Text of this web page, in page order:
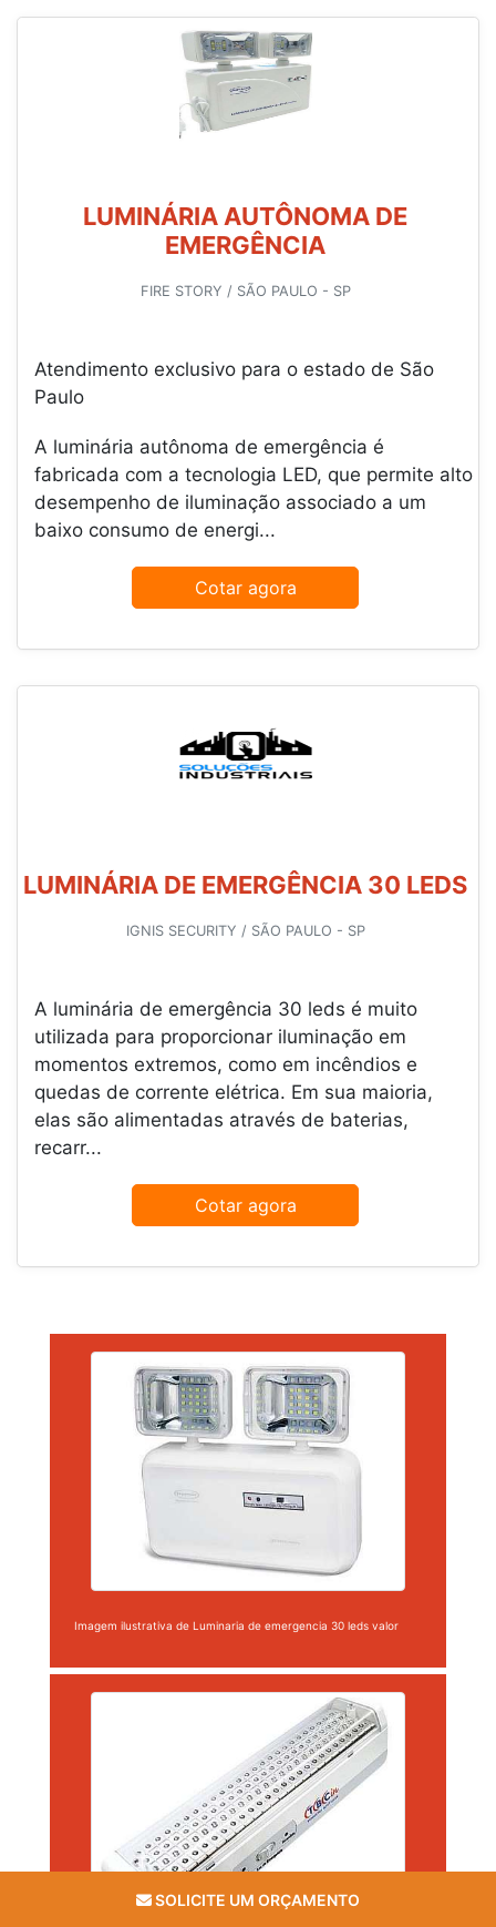
LUMINÁRIA AUTÔNOMA DE
EMERGÊNCIA
FIRE STORY / SÃO PAULO - SP
Atendimento exclusivo para o estado de São
Paulo
A luminária autônoma de emergência é
fabricada com a tecnologia LED, que permite alto
desempenho de iluminação associado a um
baixo consumo de energi...
Cotar agora
LUMINÁRIA DE EMERGÊNCIA 30 LEDS
IGNIS SECURITY / SÃO PAULO - SP
A luminária de emergência 30 leds é muito
utilizada para proporcionar iluminação em
momentos extremos, como em incêndios e
quedas de corrente elétrica. Em sua maioria,
elas são alimentadas através de baterias,
recarr...
Cotar agora
Imagem ilustrativa de Luminaria de emergencia 30 leds valor
SOLICITE UM ORÇAMENTO